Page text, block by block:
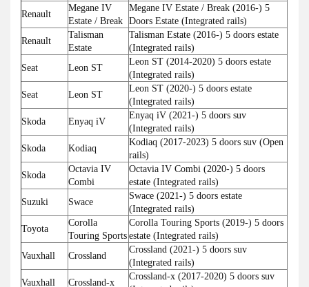
Renault
Megane IV
Estate / Break
Megane IV Estate / Break (2016-) 5
Doors Estate (Integrated rails)
Renault
Talisman
Estate
Talisman Estate (2016-) 5 doors estate
(Integrated rails)
Seat
Leon ST
Leon ST (2014-2020) 5 doors estate
(Integrated rails)
Seat
Leon ST
Leon ST (2020-) 5 doors estate
(Integrated rails)
Skoda
Enyaq iV
Enyaq iV (2021-) 5 doors suv
(Integrated rails)
Skoda
Kodiaq
Kodiaq (2017-2023) 5 doors suv (Open
rails)
Skoda
Octavia IV
Combi
Octavia IV Combi (2020-) 5 doors
estate (Integrated rails)
Suzuki
Swace
Swace (2021-) 5 doors estate
(Integrated rails)
Toyota
Corolla
Touring Sports
Corolla Touring Sports (2019-) 5 doors
estate (Integrated rails)
Vauxhall
Crossland
Crossland (2021-) 5 doors suv
(Integrated rails)
Vauxhall
Crossland-x
Crossland-x (2017-2020) 5 doors suv